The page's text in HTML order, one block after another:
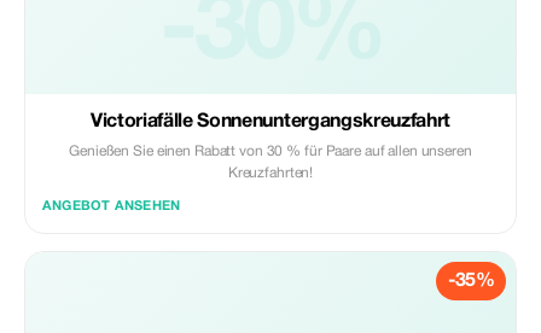
Victoriafälle Sonnenuntergangskreuzfahrt
Genießen Sie einen Rabatt von 30 % für Paare auf allen unseren
Kreuzfahrten!
ANGEBOT ANSEHEN
-35%